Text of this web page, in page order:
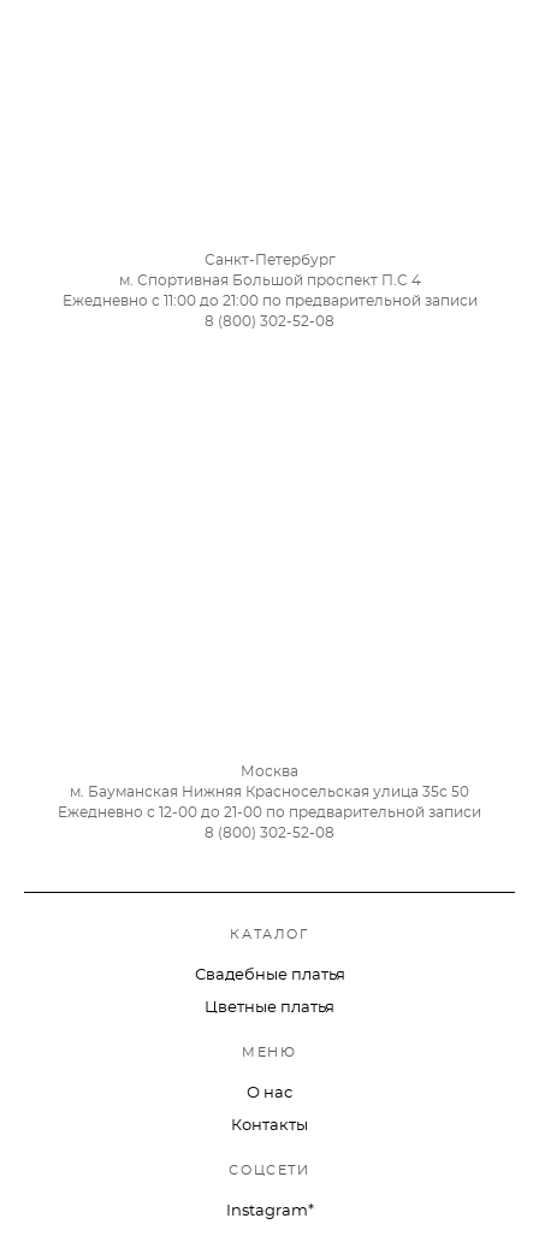
Санкт-Петербург
м. Спортивная Большой проспект П.С 4
Ежедневно с 11:00 до 21:00 по предварительной записи
8 (800) 302-52-08
Москва
м. Бауманская Нижняя Красносельская улица 35с 50
Ежедневно с 12-00 до 21-00 по предварительной записи
8 (800) 302-52-08
КАТАЛОГ
Свадебные платья
Цветные платья
МЕНЮ
О нас
Контакты
СОЦСЕТИ
Instagram*